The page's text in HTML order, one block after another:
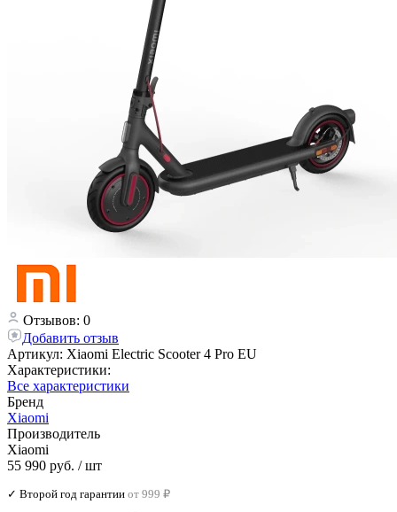
Отзывов: 0
Добавить отзыв
Артикул: Xiaomi Electric Scooter 4 Pro EU
Характеристики:
Все характеристики
Бренд
Xiaomi
Производитель
Xiaomi
55 990 руб. / шт
✓ Второй год гарантии от 999 ₽